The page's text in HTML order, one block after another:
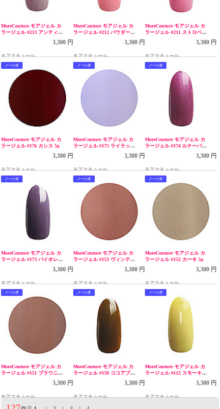
MoreCouture モアジェル カ
ラージェル #213 アンティー
3,300 円
モアクチュール
MoreCouture モアジェル カ
ラージェル #212 パウダーピ
3,300 円
モアクチュール
MoreCouture モアジェル カ
ラージェル #211 ストロベリ
3,300 円
モアクチュール
メール便
MoreCouture モアジェル カ
ラージェル #176 カシス 5g
3,300 円
モアクチュール
メール便
MoreCouture モアジェル カ
ラージェル #175 ライラック
3,300 円
モアクチュール
メール便
MoreCouture モアジェル カ
ラージェル #174 ルナーパー
3,300 円
モアクチュール
メール便
MoreCouture モアジェル カ
ラージェル #173 バイオレッ
3,300 円
モアクチュール
メール便
MoreCouture モアジェル カ
ラージェル #153 ヴィンテー
3,300 円
モアクチュール
メール便
MoreCouture モアジェル カ
ラージェル #152 カーキ 5g
3,300 円
モアクチュール
メール便
MoreCouture モアジェル カ
ラージェル #151 ブラウニー
3,300 円
モアクチュール
メール便
MoreCouture モアジェル カ
ラージェル #150 ココアブラ
3,300 円
モアクチュール
メール便
MoreCouture モアジェル カ
ラージェル #112 スモーキー
3,300 円
モアクチュール